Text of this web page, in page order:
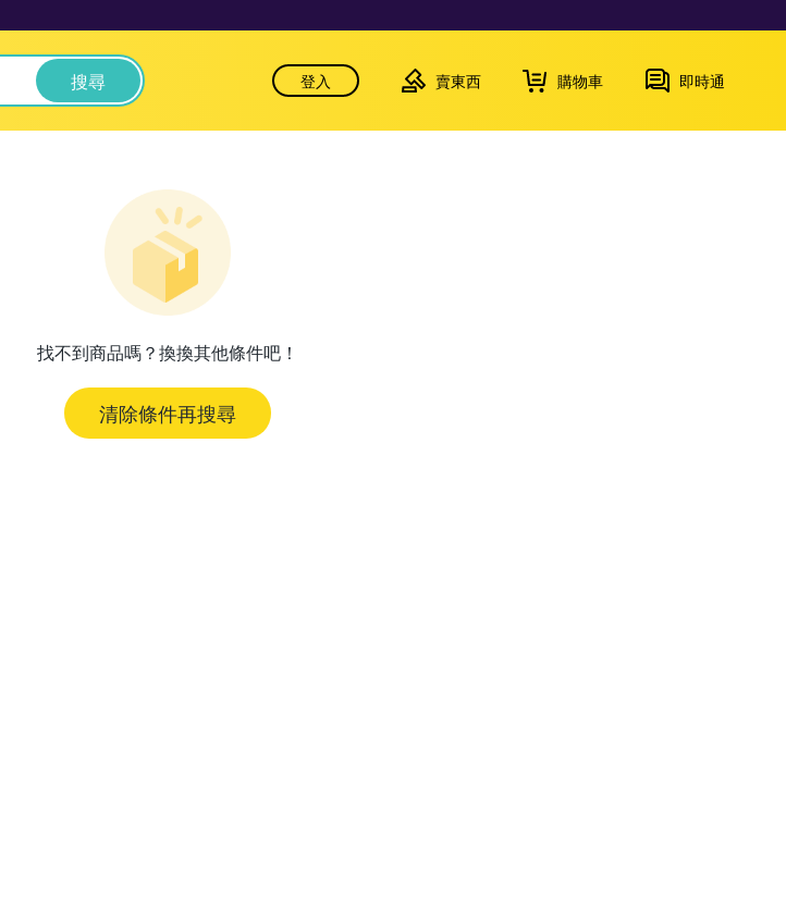
搜尋 登入 賣東西 購物車 即時通
找不到商品嗎？換換其他條件吧！
清除條件再搜尋